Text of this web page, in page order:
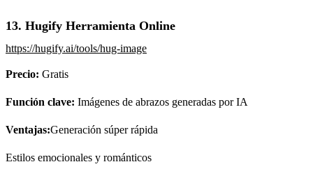
13. Hugify Herramienta Online
https://hugify.ai/tools/hug-image
Precio: Gratis
Función clave: Imágenes de abrazos generadas por IA
Ventajas:Generación súper rápida
Estilos emocionales y románticos